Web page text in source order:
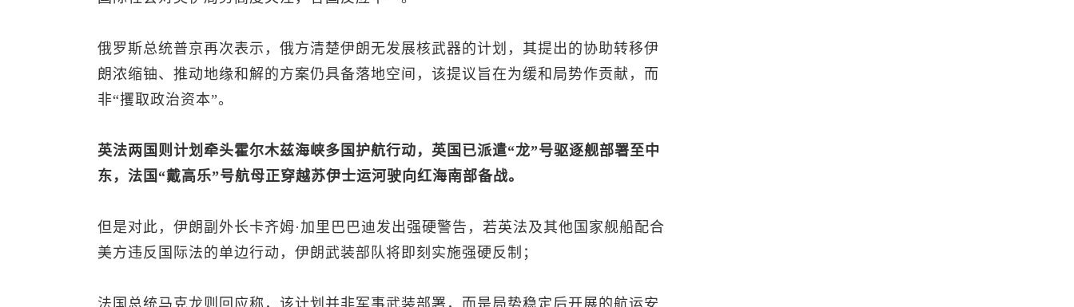
俄罗斯总统普京再次表示，俄方清楚伊朗无发展核武器的计划，其提出的协助转移伊
朗浓缩铀、推动地缘和解的方案仍具备落地空间，该提议旨在为缓和局势作贡献，而
非“攫取政治资本”。
英法两国则计划牵头霍尔木兹海峡多国护航行动，英国已派遣“龙”号驱逐舰部署至中
东，法国“戴高乐”号航母正穿越苏伊士运河驶向红海南部备战。
但是对此，伊朗副外长卡齐姆·加里巴巴迪发出强硬警告，若英法及其他国家舰船配合
美方违反国际法的单边行动，伊朗武装部队将即刻实施强硬反制；
法国总统马克龙则回应称，该计划并非军事武装部署，而是局势稳定后开展的航运安